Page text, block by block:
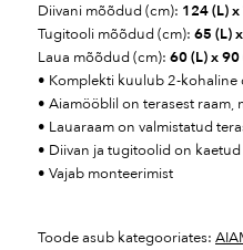
Diivani mõõdud (cm): 124 (L)
Tugitooli mõõdud (cm): 65 (L)
Laua mõõdud (cm): 60 (L) x 90
• Komplekti kuulub 2-
• Aiamööblil on terasest raam,
• Lauaraam on valmistatud
• Diivan ja tugitoolid on
• Vajab monteerimist
Toode asub kategooriates: